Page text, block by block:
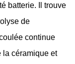
batterie. Il trouve
de
continue
la céramique et